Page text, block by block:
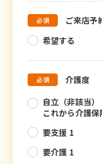
ご来店予
希望する
介護度
自立（非該当）
これから介護
要支援 1
要介護 1